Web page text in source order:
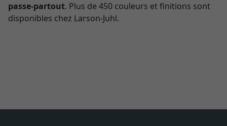
passe-partout. Plus de 450 couleurs et finitions sont
disponibles chez Larson-Juhl.